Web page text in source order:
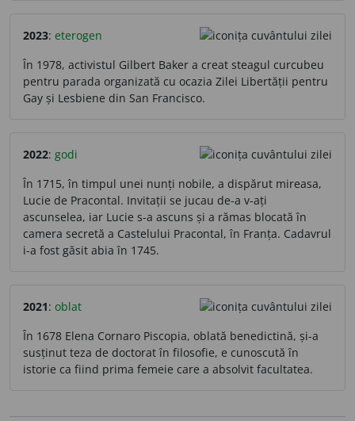
2023: eterogen
În 1978, activistul Gilbert Baker a creat steagul curcubeu
pentru parada organizată cu ocazia Zilei Libertății pentru
Gay și Lesbiene din San Francisco.
2022: godi
În 1715, în timpul unei nunți nobile, a dispărut mireasa,
Lucie de Pracontal. Invitații se jucau de-a v-ați
ascunselea, iar Lucie s-a ascuns și a rămas blocată în
camera secretă a Castelului Pracontal, în Franța. Cadavrul
i-a fost găsit abia în 1745.
2021: oblat
În 1678 Elena Cornaro Piscopia, oblată benedictină, și-a
susținut teza de doctorat în filosofie, e cunoscută în
istorie ca fiind prima femeie care a absolvit facultatea.